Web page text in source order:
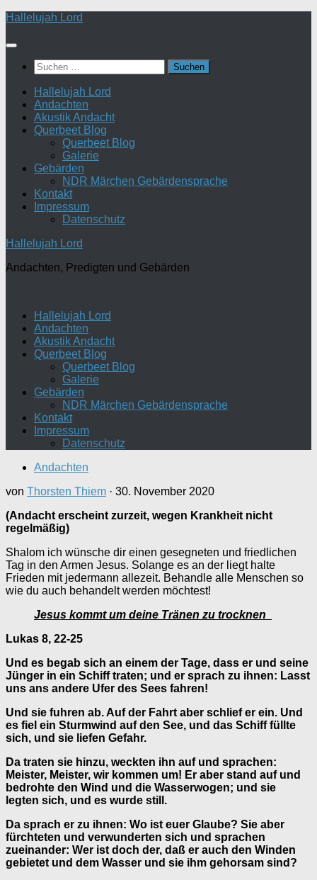
Zum
springen
Hallelujah Lord
Suchen
nach:
Hallelujah Lord
Andachten
Akustik Andacht
Querbeet Blog
Querbeet Blog
Galerie
Gebärden
NDR Märchen Gebärdensprache
Kontakt
Impressum
Datenschutz
Hallelujah Lord
Andachten, Predigten und Gebärden
Hallelujah Lord
Andachten
Akustik Andacht
Querbeet Blog
Querbeet Blog
Galerie
Gebärden
NDR Märchen Gebärdensprache
Kontakt
Impressum
Datenschutz
Andachten
von Thorsten Thiem · 30. November 2020
(Andacht erscheint zurzeit, wegen Krankheit nicht
regelmäßig)
Shalom ich wünsche dir einen gesegneten und friedlichen
Tag in den Armen Jesus. Solange es an der liegt halte
Frieden mit jedermann allezeit. Behandle alle Menschen so
wie du auch behandelt werden möchtest!
Jesus kommt um deine Tränen zu trocknen
Lukas 8, 22-25
Und es begab sich an einem der Tage, dass er und seine
Jünger in ein Schiff traten; und er sprach zu ihnen: Lasst
uns ans andere Ufer des Sees fahren!
Und sie fuhren ab. Auf der Fahrt aber schlief er ein. Und
es fiel ein Sturmwind auf den See, und das Schiff füllte
sich, und sie liefen Gefahr.
Da traten sie hinzu, weckten ihn auf und sprachen:
Meister, Meister, wir kommen um! Er aber stand auf und
bedrohte den Wind und die Wasserwogen; und sie
legten sich, und es wurde still.
Da sprach er zu ihnen: Wo ist euer Glaube? Sie aber
fürchteten und verwunderten sich und sprachen
zueinander: Wer ist doch der, daß er auch den Winden
gebietet und dem Wasser und sie ihm gehorsam sind?